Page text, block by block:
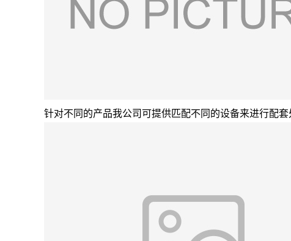
针对不同的产品我公司可提供匹配不同的设备来进行配套